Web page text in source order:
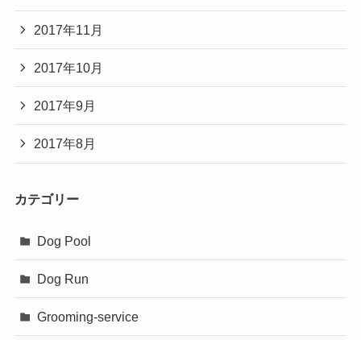
2017年11月
2017年10月
2017年9月
2017年8月
カテゴリー
Dog Pool
Dog Run
Grooming-service